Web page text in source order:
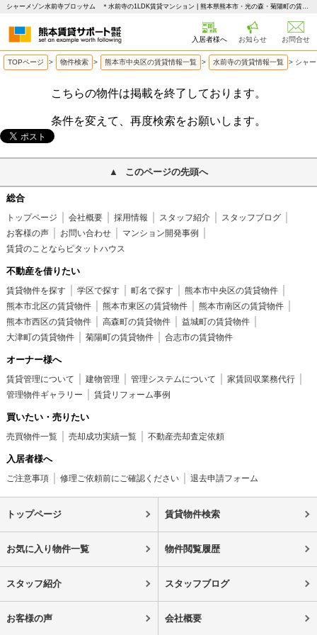
シャーメゾン水前寺ブロッサム ＊水前寺の1LDK賃貸マンション | 熊本県熊本市・光の森・菊陽町の賃貸はピタットハウス 熊本賃貸サポート
入居者様へ お知らせ お問合せ
TOPページ > 物件検索 > 熊本市中央区の賃貸情報一覧 > 水前寺の賃貸情報一覧 > シャ
こちらの物件は掲載を終了しております。
条件を変えて、再度検索をお願いします。
このページの先頭へ
総合
トップページ 会社概要 採用情報 スタッフ紹介
スタッフブログ
お客様の声
お問い合わせ
マンション開発事例
賃貸のことならピタットハウス
不動産を借りたい
賃貸物件を探す 学区で探す 町名で探す
熊本市中央区の賃貸物件
熊本市北区の賃貸物件
熊本市東区の賃貸物件
熊本市南区の賃貸物件
熊本市西区の賃貸物件
高森町の賃貸物件
益城町の賃貸物件
大津町の賃貸物件
菊陽町の賃貸物件 合志市の賃貸物件
オーナー様へ
賃貸管理について 建物管理 管理システムについて
家賃回収業務代行
管理物件ギャラリー
賃貸リフォーム事例
買いたい・売りたい
売買物件一覧 売却成功実績一覧 不動産売却査定依頼
入居者様へ
ご注意事項 修理ご依頼前にご確認ください 退去申請フォーム
トップページ 賃貸物件検索
お気に入り物件一覧 物件閲覧履歴
スタッフ紹介 スタッフブログ
お客様の声 会社概要